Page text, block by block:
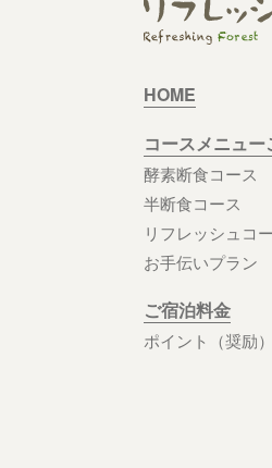
HOME
コースメニュー
酵素断食コース
半断食コース
リフレッシュコ
お手伝いプラン
ご宿泊料金
ポイント（奨励